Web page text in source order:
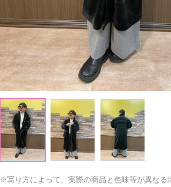
※写り方によって、実際の商品と色味等が異なる